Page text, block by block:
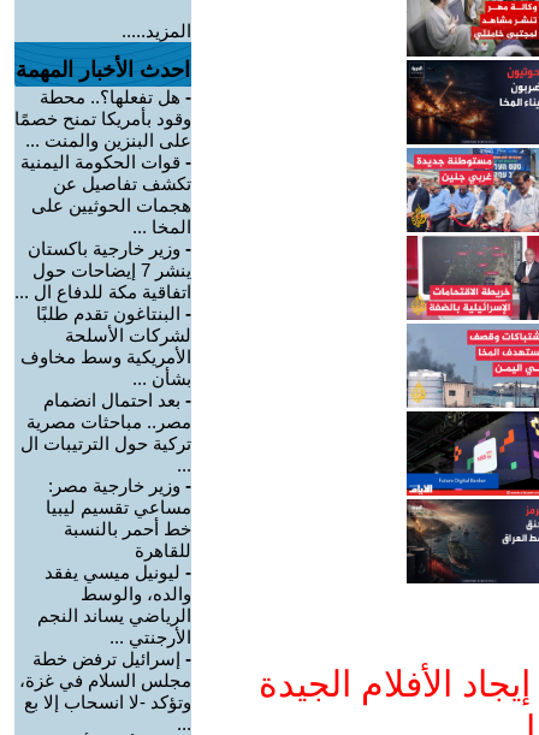
الأفلام الجيدة
المزيد.....
احدث الأخبار المهمة
- هل تفعلها؟.. محطة
وقود بأمريكا تمنح خصمًا
على البنزين والمنت ...
- قوات الحكومة اليمنية
تكشف تفاصيل عن
هجمات الحوثيين على
المخا ...
- وزير خارجية باكستان
ينشر 7 إيضاحات حول
اتفاقية مكة للدفاع ال ...
- البنتاغون تقدم طلبًا
لشركات الأسلحة
الأمريكية وسط مخاوف
بشأن ...
- بعد احتمال انضمام
مصر.. مباحثات مصرية
تركية حول الترتيبات ال
...
- وزير خارجية مصر:
مساعي تقسيم ليبيا
خط أحمر بالنسبة
للقاهرة
- ليونيل ميسي يفقد
والده، والوسط
الرياضي يساند النجم
الأرجنتي ...
- إسرائيل ترفض خطة
مجلس السلام في غزة،
وتؤكد -لا انسحاب إلا بع
...